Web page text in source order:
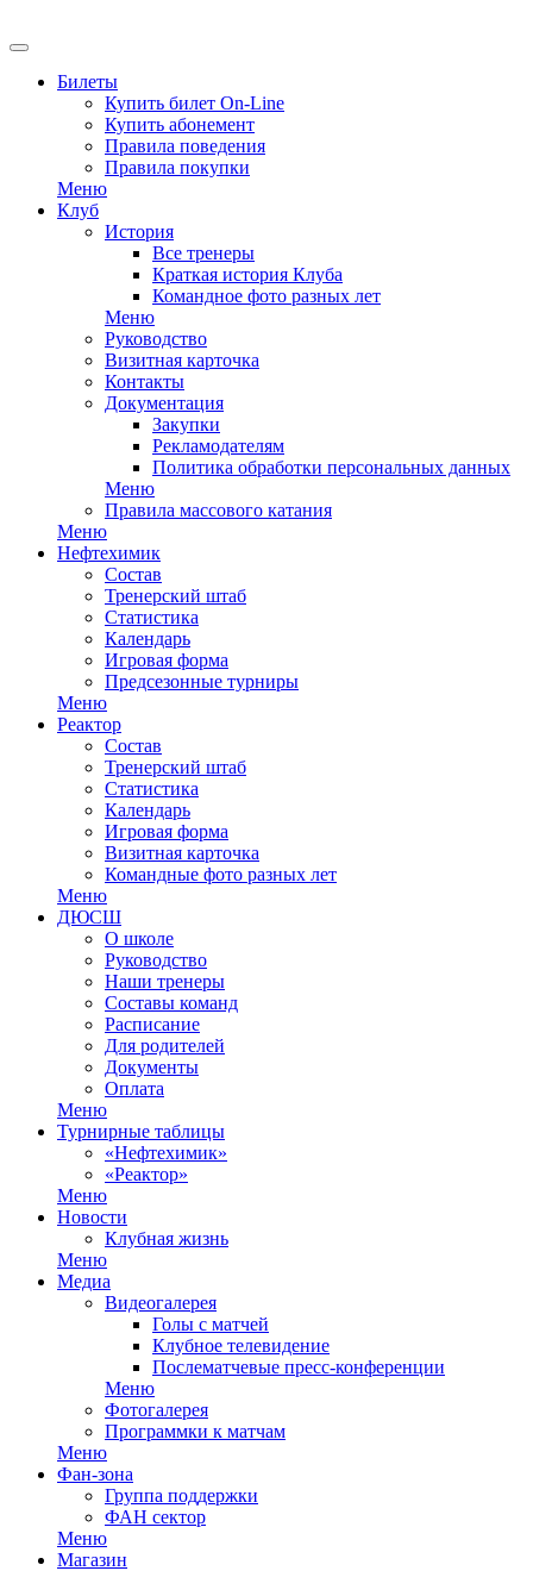
Билеты
Купить билет On-Line
Купить абонемент
Правила поведения
Правила покупки
Меню
Клуб
История
Все тренеры
Краткая история Клуба
Командное фото разных лет
Меню
Руководство
Визитная карточка
Контакты
Документация
Закупки
Рекламодателям
Политика обработки персональных данных
Меню
Правила массового катания
Меню
Нефтехимик
Состав
Тренерский штаб
Статистика
Календарь
Игровая форма
Предсезонные турниры
Меню
Реактор
Состав
Тренерский штаб
Статистика
Календарь
Игровая форма
Визитная карточка
Командные фото разных лет
Меню
ДЮСШ
О школе
Руководство
Наши тренеры
Составы команд
Расписание
Для родителей
Документы
Оплата
Меню
Турнирные таблицы
«Нефтехимик»
«Реактор»
Меню
Новости
Клубная жизнь
Меню
Медиа
Видеогалерея
Голы с матчей
Клубное телевидение
Послематчевые пресс-конференции
Меню
Фотогалерея
Программки к матчам
Меню
Фан-зона
Группа поддержки
ФАН сектор
Меню
Магазин